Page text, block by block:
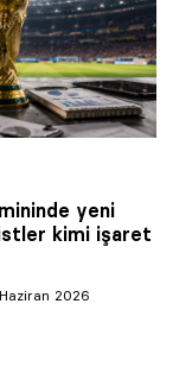
yeni
kimi işaret
2026